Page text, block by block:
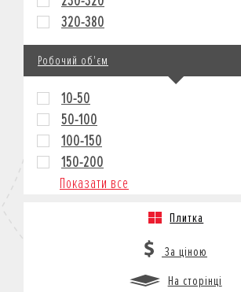
320-380
Робочий об'єм
10-50
50-100
100-150
150-200
Показати все
Плитка
За ціною
На сторінці